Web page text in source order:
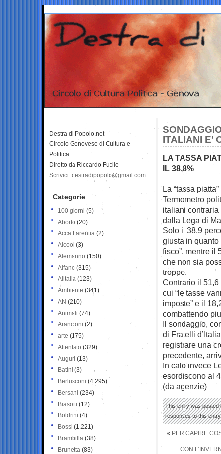
ITALIANI E’
LA TASSA
IL 38,8%
La “tassa
Termometro
italiani contraria
dalla Lega di
Solo il 38,9
giusta in quanto
fisco”, mentre il
che non sia
troppo.
Contrario il
cui “le tasse
imposte” e il
combattendo
Il sondaggio,
di Fratelli
registrare una
precedente,
In calo invece
esordiscono al
(da agenzie)
This entry was posted
responses to this
« PER CAPIRE
CON
Destra di Popolo.net
Circolo Genovese di Cultura e
Politica
Diretto da Riccardo Fucile
Scrivici: destradipopolo@gmail.com
Categorie
100 giorni (5)
Aborto (20)
Acca Larentia (2)
Alcool (3)
Alemanno (150)
Alfano (315)
Alitalia (123)
Ambiente (341)
AN (210)
Animali (74)
Arancioni (2)
arte (175)
Attentato (329)
Auguri (13)
Batini (3)
Berlusconi (4.295)
Bersani (234)
Biasotti (12)
Boldrini (4)
Bossi (1.221)
Brambilla (38)
Brunetta (83)